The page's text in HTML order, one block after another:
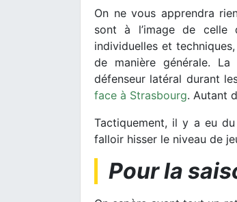
On ne vous apprendra
sont à l’image de celle
individuelles et
de manière générale.
défenseur latéral durant
face à Strasbourg. Autant
Tactiquement, il y a eu
falloir hisser le niveau de
Pour la